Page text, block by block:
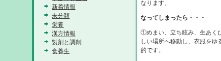
なります。
なってしまったら・・・
①めまい、立ち眩み、生あく
しい場所へ移動し、衣服を
的です。
新着情報
未分類
栄養
漢方情報
製剤と調剤
食養生